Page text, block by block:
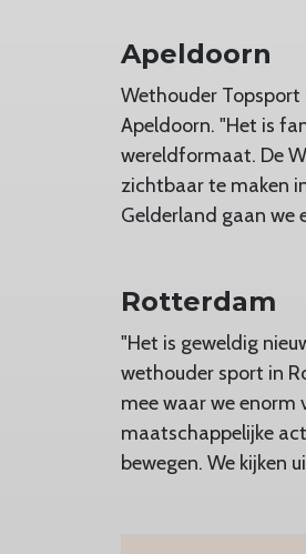
Apeldoorn
Wethouder Topsport
Apeldoorn. "Het is
wereldformaat. De
zichtbaar te maken
Gelderland gaan we
Rotterdam
"Het is geweldig
wethouder sport in
mee waar we enorm
maatschappelijke
bewegen. We kijken